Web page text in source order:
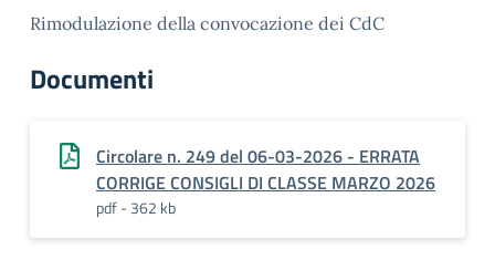
Rimodulazione della convocazione dei CdC
Documenti
Circolare n. 249 del 06-03-2026 - ERRATA
CORRIGE CONSIGLI DI CLASSE MARZO 2026
pdf - 362 kb